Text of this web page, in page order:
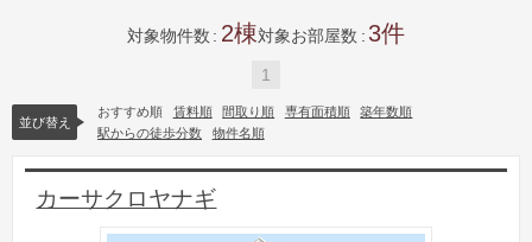
対象物件数 2 対象お部屋数 3
1
並び替え
おすすめ順 賃料順 間取り順 専有面積順
築年数順
駅からの徒歩分数
物件名順
カーサクロヤナギ